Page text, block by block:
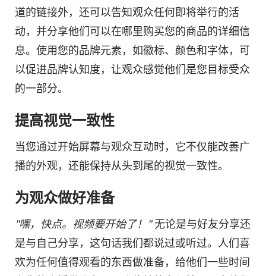
道的链接外，还可以告知观众任何即将举行的活
动，并分享他们可以在哪里购买您的商品的详细信
息。使用您的品牌元素，如徽标、颜色和字体，可
以促进品牌认知度，让观众感觉他们是您目标受众
的一部分。
提高视觉一致性
当您通过开始屏幕与观众互动时，它不仅能改善广
播的外观，还能保持从头到尾的视觉一致性。
为观众做好准备
"嘿，快点。视频要开始了！"无论是与好友分享还
是与自己分享，这句话我们都说过或听过。人们喜
欢为任何值得观看的东西做准备，给他们一些时间